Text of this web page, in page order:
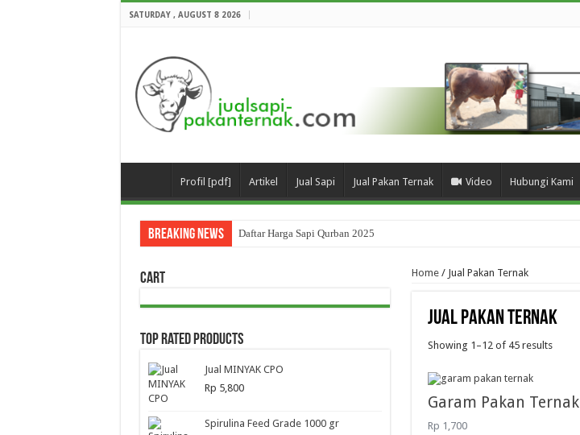
SATURDAY , AUGUST 8 2026
Profil [pdf] Artikel Jual Sapi Jual Pakan Ternak Video Hubungi Kami
Breaking News Daftar Harga Sapi Qurban 2025
Home/ Jual Pakan Ternak
Jual Pakan Ternak
Showing 1–12 of 45 results
Garam Pakan Ternak
Rp 1,700
Cart
Top Rated Products
Jual MINYAK CPO
Rp 5,800
Spirulina Feed Grade 1000 gr